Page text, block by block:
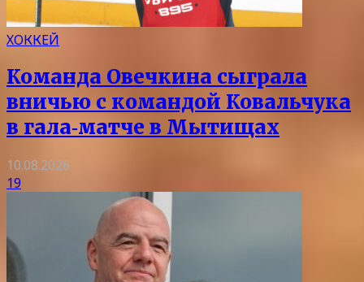
ХОККЕЙ
Команда Овечкина сыграла
вничью с командой Ковальчука
в гала‑матче в Мытищах
10.08.2026
19